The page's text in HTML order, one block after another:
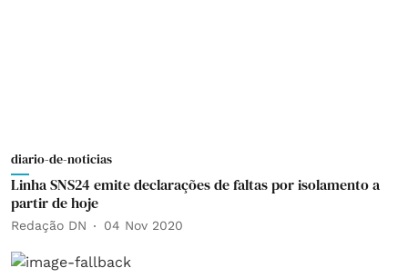
diario-de-noticias
Linha SNS24 emite declarações de faltas por isolamento a
partir de hoje
Redação DN 04 Nov 2020